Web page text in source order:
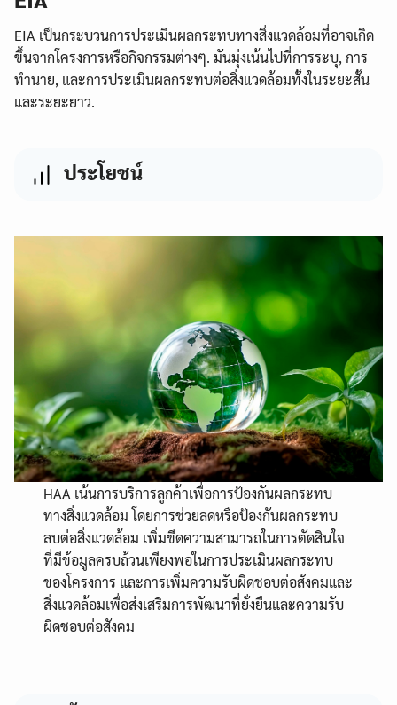
EIA เป็นกระบวนการประเมินผลกระทบทางสิ่งแวดล้อมที่อาจเกิด
ขึ้นจากโครงการหรือกิจกรรมต่างๆ. มันมุ่งเน้นไปที่การระบุ, การ
ทำนาย, และการประเมินผลกระทบต่อสิ่งแวดล้อมทั้งในระยะสั้น
และระยะยาว.
ประโยชน์
HAA เน้นการบริการลูกค้าเพื่อการป้องกันผลกระทบ
ทางสิ่งแวดล้อม โดยการช่วยลดหรือป้องกันผลกระทบ
ลบต่อสิ่งแวดล้อม เพิ่มขีดความสามารถในการตัดสินใจ
ที่มีข้อมูลครบถ้วนเพียงพอในการประเมินผลกระทบ
ของโครงการ และการเพิ่มความรับผิดชอบต่อสังคมและ
สิ่งแวดล้อมเพื่อส่งเสริมการพัฒนาที่ยั่งยืนและความรับ
ผิดชอบต่อสังคม